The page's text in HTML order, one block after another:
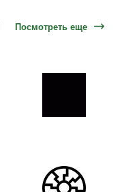
Посмотреть еще